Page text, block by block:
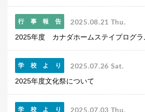
行事報告 2025.08.21 Thu.
2025年度 カナダホームステイプログラ
学校より 2025.07.26 Sat.
2025年度文化祭について
学校より 2025.07.03 Thu.